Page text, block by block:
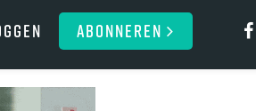
ABONNEREN